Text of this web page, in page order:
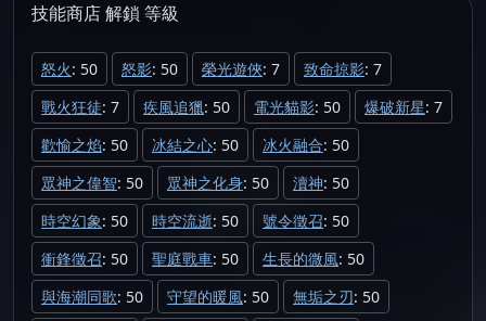
技能商店解鎖 等級
怒火: 50 怒影: 50 榮光遊俠: 7 致命掠影: 7
戰火狂徒: 7 疾風追獵: 50 電光貓影: 50 爆破新星: 7
歡愉之焰: 50 冰結之心: 50 冰火融合: 50
眾神之偉智: 50 眾神之化身: 50 瀆神: 50
時空幻象: 50 時空流逝: 50 號令徵召: 50
衝鋒徵召: 50 聖庭戰車: 50 生長的微風: 50
與海潮同歌: 50 守望的暖風: 50 無垢之刃: 50